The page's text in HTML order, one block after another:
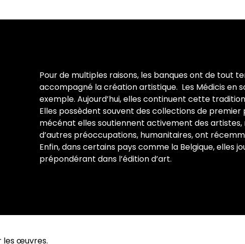
Pour de multiples raisons, les banques ont de tout
accompagné la création artistique. Les Médicis en
exemple. Aujourd’hui, elles continuent cette
Elles possèdent souvent des collections de premier
mécénat elles soutiennent activement des artistes,
d’autres préoccupations, humanitaires, ont
Enfin, dans certains pays comme la Belgique, elles
prépondérant dans l’édition d’art.
les œuvres.